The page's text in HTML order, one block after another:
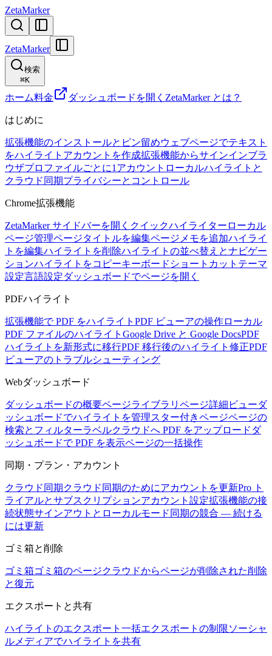
ZetaMarker
ZetaMarker
検索
⌘K
ホーム料金 ダッシュボードを開く ZetaMarker とは？
はじめに
拡張機能のインストールとピン留めウェブページでテキスト
をハイライト アカウントを作成拡張機能からサインインブラ
ウザプロファイルごとに1アカウント ローカルハイライトと
クラウド同期プライバシーとコントロール
Chrome拡張機能
ZetaMarker サイドバーを開く クイックハイライター ローカル
ページ管理ページタイトルを編集ページメモを追加ハイライ
トを編集ハイライトを削除ハイライトの並べ替えとナビゲー
ションハイライトをコピーキーボードショートカット テーマ
設定言語設定ダッシュボードでページを開く
PDFハイライト
拡張機能で PDF をハイライト PDF ビューアの操作ローカル
PDF ファイルのハイライト Google Drive と Google DocsPDF
ハイライトを新形式に移行PDF 移行後のハイライト修正PDF
ビューアのトラブルシューティング
Webダッシュボード
ダッシュボードの概要ページライブラリ ページ詳細ビューダ
ッシュボードでハイライトを管理スター付きページページの
検索とフィルターラベルクラウドへ PDF をアップロード ダ
ッシュボードで PDF を表示ページの一括操作
同期・プラン・アカウント
クラウド同期 クラウド同期のためにアカウントを更新Pro ト
ライアルとサブスクリプションアカウント設定拡張機能の接
続状態サインアウトとローカルモード 同期の競合 — 続ける
には更新
ゴミ箱と削除
ゴミ箱ゴミ箱のページクラウドからページが削除された削除
と復元
エクスポートと共有
ハイライトのエクスポート 一括エクスポートの制限ソーシャ
ルメディアでハイライトを共有